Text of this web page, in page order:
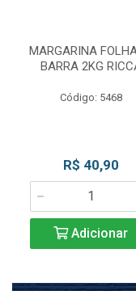
MARGARINA
BARRA 2KG
Código: 5468
R$ 40,90
Adicionar